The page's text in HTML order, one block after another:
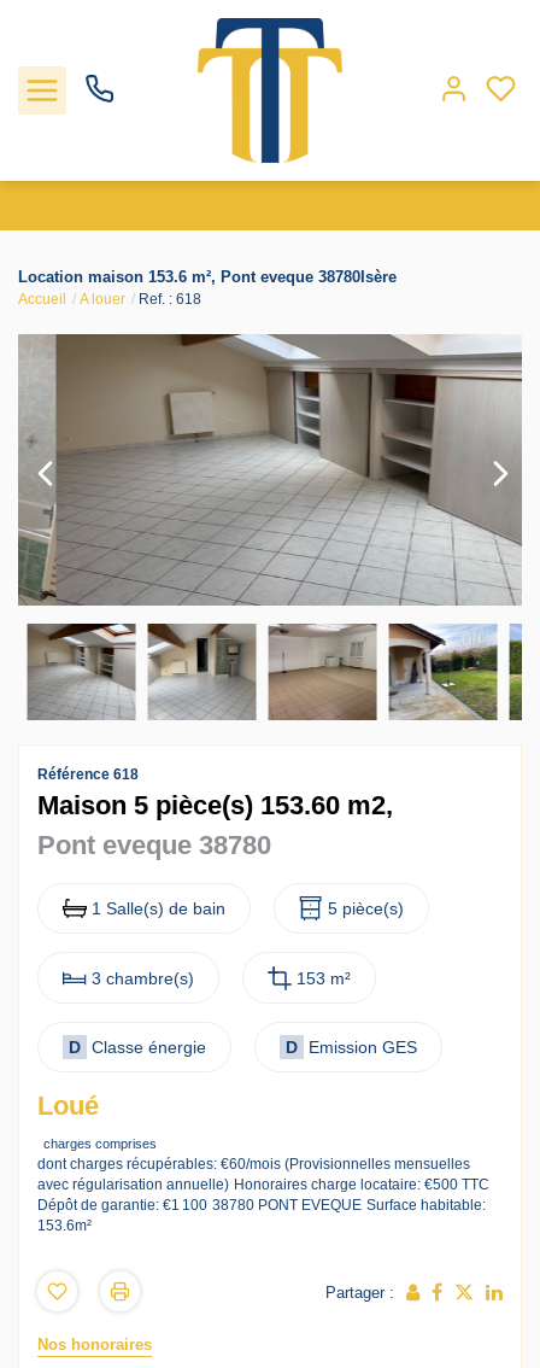
Nos agences
Estimation
Contact
Accès clients
Location maison 153.6 m², Pont eveque 38780Isère
Accueil A louer Ref. : 618
Référence 618
Maison 5 pièce(s) 153.60 m2,
Pont eveque 38780
1 Salle(s) de bain 5 pièce(s)
3 chambre(s) 153 m²
D Classe énergie D Emission GES
Loué
charges comprises
dont charges récupérables: €60/mois (Provisionnelles mensuelles
avec régularisation annuelle) Honoraires charge locataire: €500 TTC
Dépôt de garantie: €1 100 38780 PONT EVEQUE Surface habitable:
153.6m²
Partager :
Nos honoraires